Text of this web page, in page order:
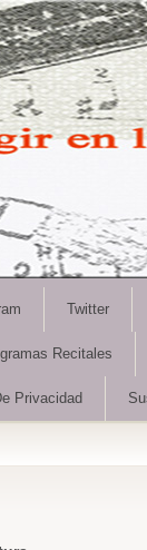
Twitter
Recitales
Privacidad